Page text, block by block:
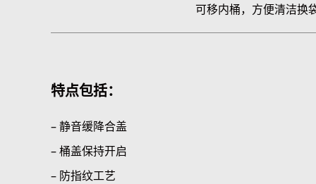
可移内桶，方便清洁换
特点包括：
– 静音缓降合盖
– 桶盖保持开启
– 防指纹工艺